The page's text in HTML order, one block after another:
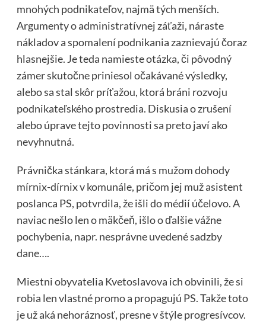
mnohých podnikateľov, najmä tých menších.
Argumenty o administratívnej záťaži, náraste
nákladov a spomalení podnikania zaznievajú čoraz
hlasnejšie. Je teda namieste otázka, či pôvodný
zámer skutočne priniesol očakávané výsledky,
alebo sa stal skôr príťažou, ktorá bráni rozvoju
podnikateľského prostredia. Diskusia o zrušení
alebo úprave tejto povinnosti sa preto javí ako
nevyhnutná.
Právnička stánkara, ktorá má s mužom dohody
mírnix-dírnix v komunále, pričom jej muž asistent
poslanca PS, potvrdila, že išli do médií účelovo. A
naviac nešlo len o mäkčeň, išlo o ďalšie vážne
pochybenia, napr. nesprávne uvedené sadzby
dane….
Miestni obyvatelia Kvetoslavova ich obvinili, že si
robia len vlastné promo a propagujú PS. Takže toto
je už aká nehoráznosť, presne v štýle progresívcov.